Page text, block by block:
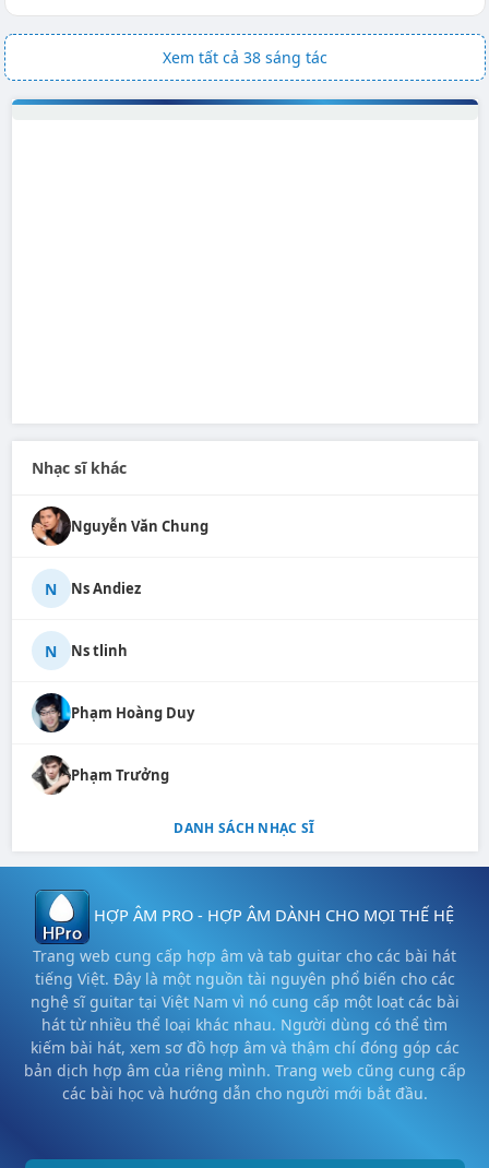
Xem tất cả 38 sáng tác
Nhạc sĩ khác
Nguyễn Văn Chung
N Ns Andiez
N Ns tlinh
Phạm Hoàng Duy
Phạm Trưởng
DANH SÁCH NHẠC SĨ
HỢP ÂM PRO - HỢP ÂM DÀNH CHO MỌI THẾ HỆ
Trang web cung cấp hợp âm và tab guitar cho các bài hát
tiếng Việt. Đây là một nguồn tài nguyên phổ biến cho các
nghệ sĩ guitar tại Việt Nam vì nó cung cấp một loạt các bài
hát từ nhiều thể loại khác nhau. Người dùng có thể tìm
kiếm bài hát, xem sơ đồ hợp âm và thậm chí đóng góp các
bản dịch hợp âm của riêng mình. Trang web cũng cung cấp
các bài học và hướng dẫn cho người mới bắt đầu.